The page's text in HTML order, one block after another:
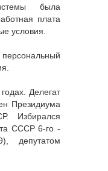
была
плата
условия.
Делегат
Президиума
Избирался
СССР 6-го -
депутатом